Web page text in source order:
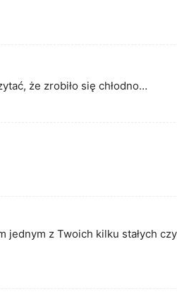
że zrobiło się chłodno…
z Twoich kilku stałych